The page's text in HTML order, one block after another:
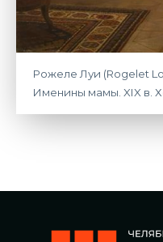
Рожеле Луи (Rogelet
Именины мамы. XIX в.